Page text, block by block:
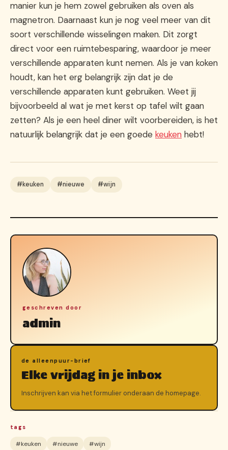
manier kun je hem zowel gebruiken als oven als
magnetron. Daarnaast kun je nog veel meer van dit
soort verschillende wisselingen maken. Dit zorgt
direct voor een ruimtebesparing, waardoor je meer
verschillende apparaten kunt nemen. Als je van koken
houdt, kan het erg belangrijk zijn dat je de
verschillende apparaten kunt gebruiken. Weet jij
bijvoorbeeld al wat je met kerst op tafel wilt gaan
zetten? Als je een heel diner wilt voorbereiden, is het
natuurlijk belangrijk dat je een goede keuken hebt!
#keuken #nieuwe #wijn
geschreven door
admin
de alleenpuur-brief
Elke vrijdag in je inbox
Inschrijven kan via het formulier onderaan de homepage.
tags
#keuken #nieuwe #wijn